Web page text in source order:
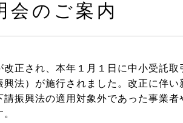
会のご案内
正され、本年１月１日に中小受託取
法）が施行されました。改正に伴い
振興法の適用対象外であった事業者